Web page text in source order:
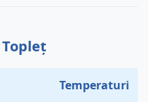
Temperaturi